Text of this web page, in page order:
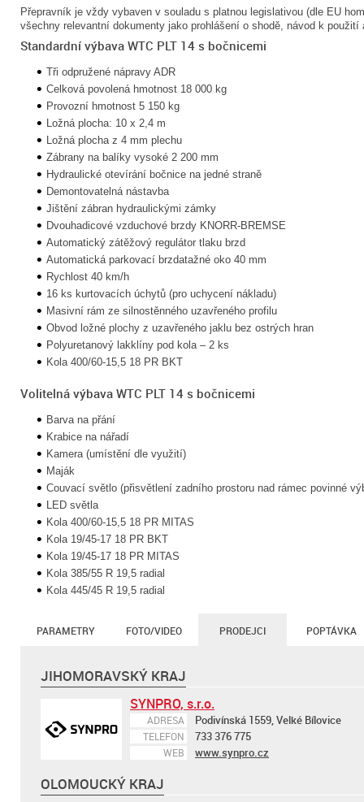
Přepravník je vždy vybaven v souladu s platnou legislativou (dle EU
všechny relevantní dokumenty jako prohlášení o shodě, návod k použití
Standardní výbava WTC PLT 14 s bočnicemi
Tři odpružené nápravy ADR
Celková povolená hmotnost 18 000 kg
Provozní hmotnost 5 150 kg
Ložná plocha: 10 x 2,4 m
Ložná plocha z 4 mm plechu
Zábrany na balíky vysoké 2 200 mm
Hydraulické otevírání bočnice na jedné straně
Demontovatelná nástavba
Jištění zábran hydraulickými zámky
Dvouhadicové vzduchové brzdy KNORR-BREMSE
Automatický zátěžový regulátor tlaku brzd
Automatická parkovací brzdatažné oko 40 mm
Rychlost 40 km/h
16 ks kurtovacích úchytů (pro uchycení nákladu)
Masivní rám ze silnostěnného uzavřeného profilu
Obvod ložné plochy z uzavřeného jaklu bez ostrých hran
Polyuretanový lakklíny pod kola – 2 ks
Kola 400/60-15,5 18 PR BKT
Volitelná výbava WTC PLT 14 s bočnicemi
Barva na přání
Krabice na nářadí
Kamera (umístění dle využití)
Maják
Couvací světlo (přisvětlení zadního prostoru nad rámec povinné
LED světla
Kola 400/60-15,5 18 PR MITAS
Kola 19/45-17 18 PR BKT
Kola 19/45-17 18 PR MITAS
Kola 385/55 R 19,5 radial
Kola 445/45 R 19,5 radial
PARAMETRY FOTO/VIDEO PRODEJCI POPTÁVKA
JIHOMORAVSKÝ KRAJ
SYNPRO, s.r.o.
ADRESA Podivínská 1559, Velké Bílovice
TELEFON 733 376 775
WEB www.synpro.cz
OLOMOUCKÝ KRAJ